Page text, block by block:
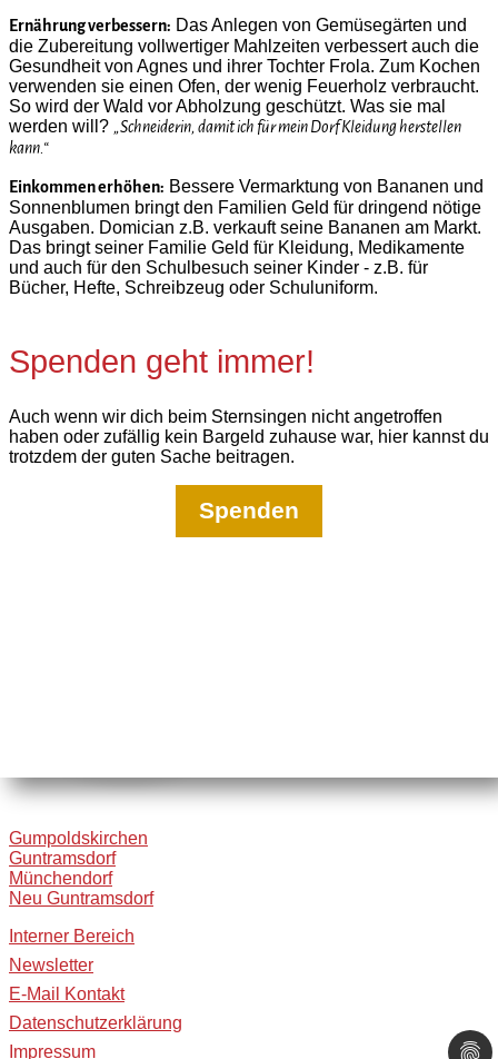
Ernährung verbessern: Das Anlegen von Gemüsegärten und
die Zubereitung vollwertiger Mahlzeiten verbessert auch die
Gesundheit von Agnes und ihrer Tochter Frola. Zum Kochen
verwenden sie einen Ofen, der wenig Feuerholz verbraucht.
So wird der Wald vor Abholzung geschützt. Was sie mal
werden will? „Schneiderin, damit ich für mein Dorf Kleidung herstellen
kann.“
Einkommen erhöhen: Bessere Vermarktung von Bananen und
Sonnenblumen bringt den Familien Geld für dringend nötige
Ausgaben. Domician z.B. verkauft seine Bananen am Markt.
Das bringt seiner Familie Geld für Kleidung, Medikamente
und auch für den Schulbesuch seiner Kinder - z.B. für
Bücher, Hefte, Schreibzeug oder Schuluniform.
Spenden geht immer!
Auch wenn wir dich beim Sternsingen nicht angetroffen
haben oder zufällig kein Bargeld zuhause war, hier kannst du
trotzdem der guten Sache beitragen.
Spenden
Gumpoldskirchen
Guntramsdorf
Münchendorf
Neu Guntramsdorf
Interner Bereich
Newsletter
E-Mail Kontakt
Datenschutzerklärung
Impressum